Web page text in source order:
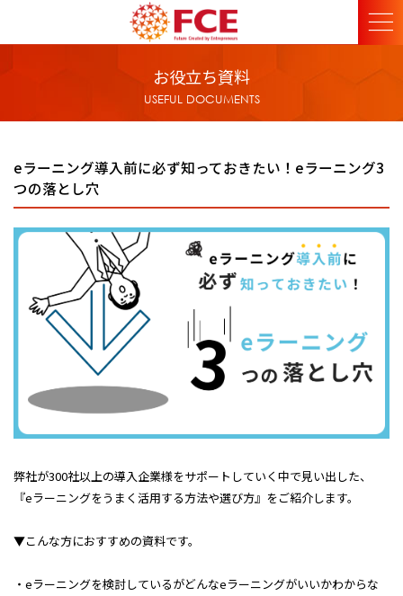
お役立ち資料
USEFUL DOCUMENTS
eラーニング導入前に必ず知っておきたい！eラーニング3
つの落とし穴
弊社が300社以上の導入企業様をサポートしていく中で見い出した、
『eラーニングをうまく活用する方法や選び方』をご紹介します。
▼こんな方におすすめの資料です。
・eラーニングを検討しているがどんなeラーニングがいいかわからな